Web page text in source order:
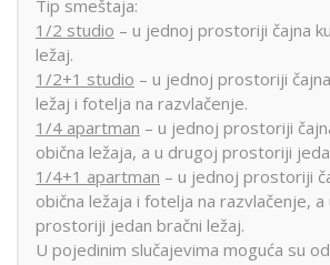
Tip smeštaja:
1/2 studio – u jednoj prostoriji čajna
ležaj.
1/2+1 studio – u jednoj prostoriji
ležaj i fotelja na razvlačenje.
1/4 apartman – u jednoj prostoriji
obična ležaja, a u drugoj prostoriji
1/4+1 apartman – u jednoj prostoriji
obična ležaja i fotelja na razvlačenje,
prostoriji jedan bračni ležaj.
U pojedinim slučajevima moguća su